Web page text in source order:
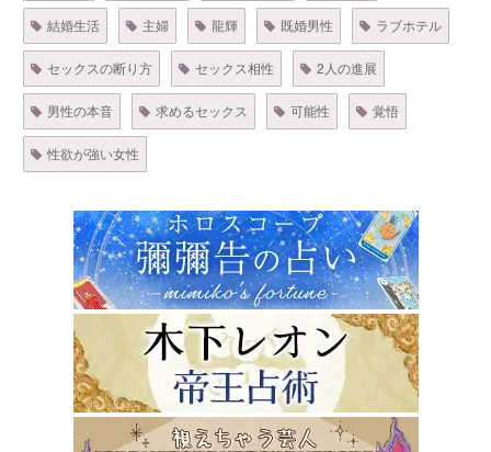
結婚生活 主婦 龍輝 既婚男性 ラブホテル
セックスの断り方 セックス相性 2人の進展
男性の本音 求めるセックス 可能性 覚悟
性欲が強い女性